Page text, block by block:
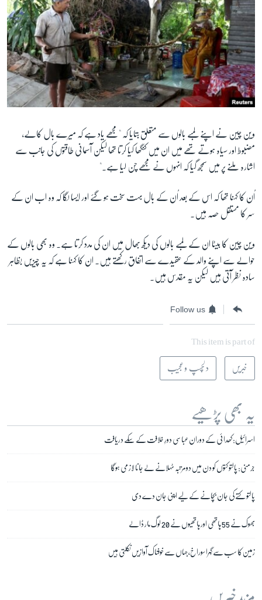
وین چین نے اپنے لمبے بالوں سے متعلق بتایا کہ "مجھے یاد ہے کہ میرے بال کالے،
مضبوط اور سیاہ ہوتے تھے میں ان میں کنگھا کیا کرتا تھا لیکن آسمانی طاقتوں کی جانب سے
اشارہ ملنے پر میں سمجھ گیا کہ انہوں نے مجھے چن لیا ہے۔"
اُن کا کہنا تھا کہ اس کے بعد اُن کے بال بہت سخت ہو گئے اور ایسا لگا کہ وہ اب ان کے
سر کا مستقل حصہ ہیں۔
وین چین کا بیٹا ان کے لمبے بالوں کی دیکھ بھال میں ان کی مدد کرتا ہے۔ وہ بھی بالوں کے
حوالے سے اپنے والد کے عقیدے سے اتفاق رکھتے ہیں۔ ان کا کہنا ہے کہ یہ چیزیں بظاہر
سادہ نظر آتی ہیں لیکن یہ مقدس ہیں۔
Follow us
This item is part of
خبریں دلچسپ و عجیب
یہ بھی پڑھیے
اسرائیل: کھدائی کے دوران عباسی دورِ خلافت کے سکے دریافت
جرمنی: پالتو کتوں کو دن میں دو مرتبہ ٹہلانے لے جانا لازمی ہوگا
پالتو کتے کی جان بچانے کے لیے اپنی جان دے دی
بھوک نے 55 ہاتھی اور ہاتھیوں نے 20 لوگ مار ڈالے
زمین کا سب سے گہرا سوراخ، جہاں سے خوفناک آوازیں نکلتی ہیں
مزید خبریں